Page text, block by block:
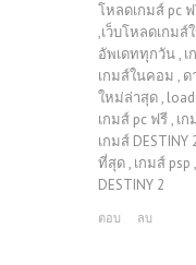
โหลดเกมส์ pc ฟ
,เว็บโหลดเกมส์
อัพเดททุกวัน ,
เกมส์ในคอม ,
ใหม่ล่าสุด ,
เกมส์ pc ฟรี , เ
เกมส์
ที่สุด , เกมส์
DESTINY 2
ตอบ ลบ